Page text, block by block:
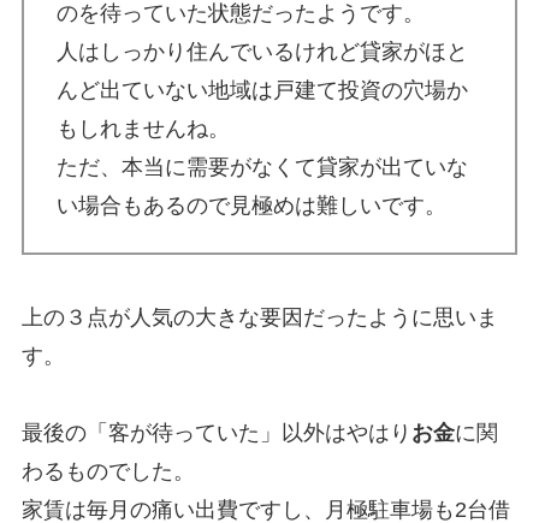
のを待っていた状態だったようです。
人はしっかり住んでいるけれど貸家がほと
んど出ていない地域は戸建て投資の穴場か
もしれませんね。
ただ、本当に需要がなくて貸家が出ていな
い場合もあるので見極めは難しいです。
上の３点が人気の大きな要因だったように思いま
す。
最後の「客が待っていた」以外はやはり お金に関
わるものでした。
家賃は毎月の痛い出費ですし、月極駐車場も2台借